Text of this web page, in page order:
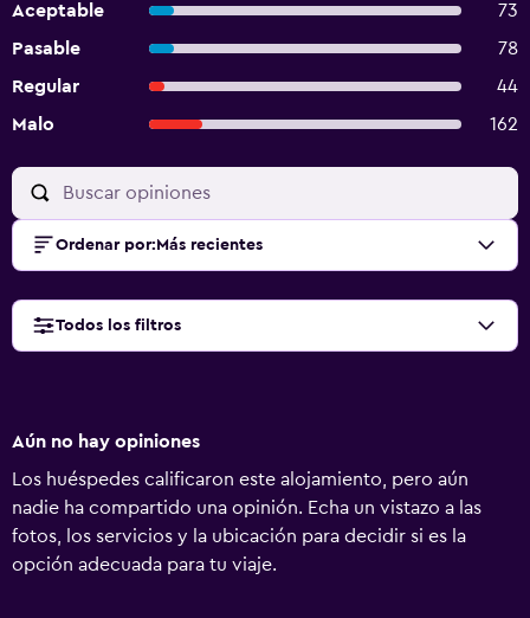
Aceptable
73
Pasable
78
Regular
44
Malo
162
Ordenar por: Más recientes
Todos los filtros
Aún no hay opiniones
Los huéspedes calificaron este alojamiento, pero aún
nadie ha compartido una opinión. Echa un vistazo a las
fotos, los servicios y la ubicación para decidir si es la
opción adecuada para tu viaje.